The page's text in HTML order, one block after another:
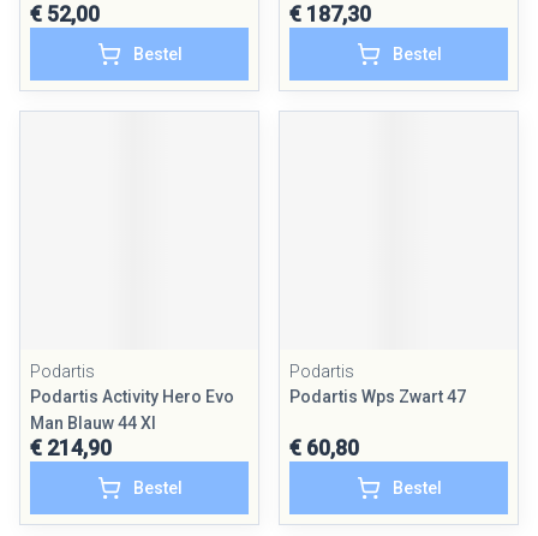
€ 52,00
Bestel
€ 187,30
Bestel
Podartis
Podartis Activity Hero Evo
Man Blauw 44 Xl
€ 214,90
Bestel
Podartis
Podartis Wps Zwart 47
€ 60,80
Bestel